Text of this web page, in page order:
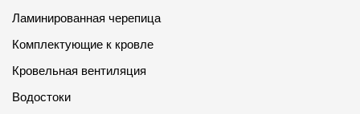
Ламинированная черепица
Комплектующие к кровле
Кровельная вентиляция
Водостоки